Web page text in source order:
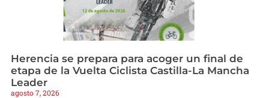
Herencia se prepara para acoger un final de
etapa de la Vuelta Ciclista Castilla-La Mancha
Leader
agosto 7, 2026